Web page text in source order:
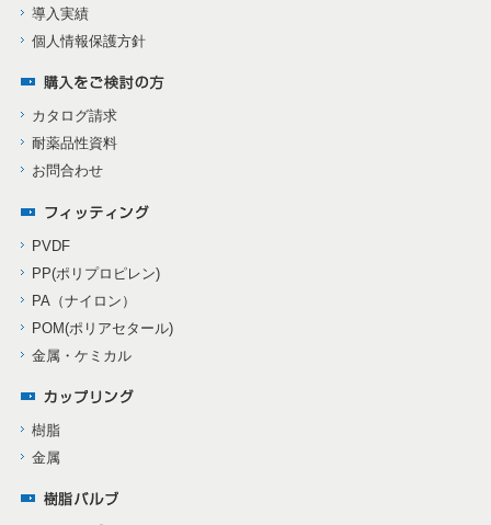
導入実績
個人情報保護方針
カタログ請求
耐薬品性資料
お問合わせ
PVDF
PP(ポリプロピレン)
PA（ナイロン）
POM(ポリアセタール)
金属・ケミカル
樹脂
金属